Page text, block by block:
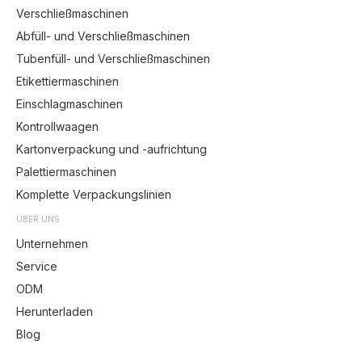
Verschließmaschinen
Abfüll- und Verschließmaschinen
Tubenfüll- und Verschließmaschinen
Etikettiermaschinen
Einschlagmaschinen
Kontrollwaagen
Kartonverpackung und -aufrichtung
Palettiermaschinen
Komplette Verpackungslinien
ÜBER UNS
Unternehmen
Service
ODM
Herunterladen
Blog